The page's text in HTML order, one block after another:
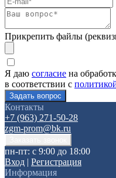
Прикрепить файлы
Я даю согласие на
в соответствии с
Контакты
+7 (963) 271-50-28
zgm-prom@bk.ru
пн-пт: с 9:00 до 18:00
Вход | Регистрация
Информация